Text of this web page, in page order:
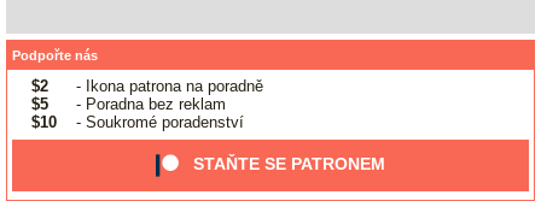
Podpořte nás
$2
- Ikona patrona na poradně
$5
- Poradna bez reklam
$10
- Soukromé poradenství
STAŇTE SE PATRONEM